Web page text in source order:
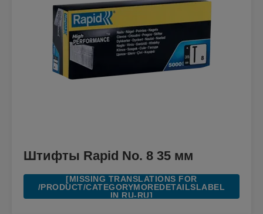
Штифты Rapid No. 8 35 мм
[MISSING TRANSLATIONS FOR
/PRODUCT/CATEGORYMOREDETAILSLABEL
IN RU-RU]